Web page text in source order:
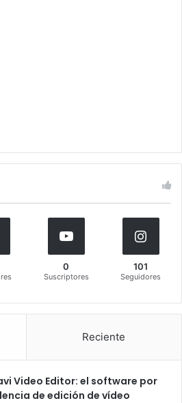
0
Suscriptores
101
Seguidores
Reciente
Video Editor: el software por
de edición de vídeo